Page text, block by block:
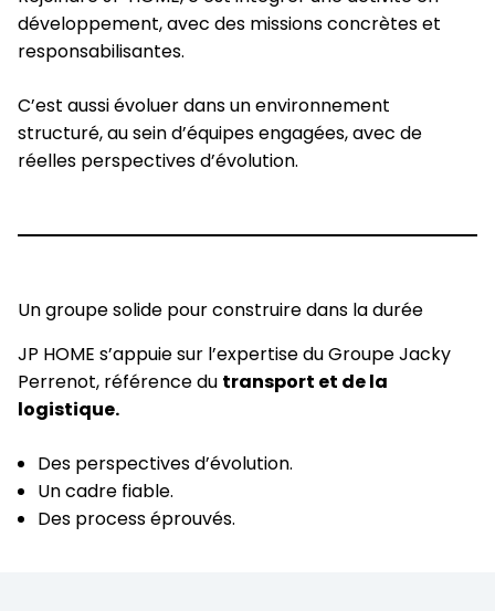
développement, avec des missions concrètes et
responsabilisantes.
C’est aussi évoluer dans un environnement
structuré, au sein d’équipes engagées, avec de
réelles perspectives d’évolution.
Un groupe solide pour construire dans la durée
JP HOME s’appuie sur l’expertise du Groupe Jacky
Perrenot, référence du transport et de la
logistique.
Des perspectives d’évolution.
Un cadre fiable.
Des process éprouvés.